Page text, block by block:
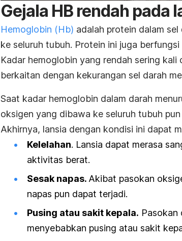
Gejala HB rendah pada
Hemoglobin (Hb) adalah protein dalam
ke seluruh tubuh. Protein ini juga
Kadar hemoglobin yang rendah sering
berkaitan dengan kekurangan sel darah
Saat kadar hemoglobin dalam darah
oksigen yang dibawa ke seluruh tubuh
Akhirnya, lansia dengan kondisi ini dapat
Kelelahan. Lansia dapat merasa
aktivitas berat.
Sesak napas. Akibat pasokan
napas pun dapat terjadi.
Pusing atau sakit kepala. Pasokan
menyebabkan pusing atau sakit